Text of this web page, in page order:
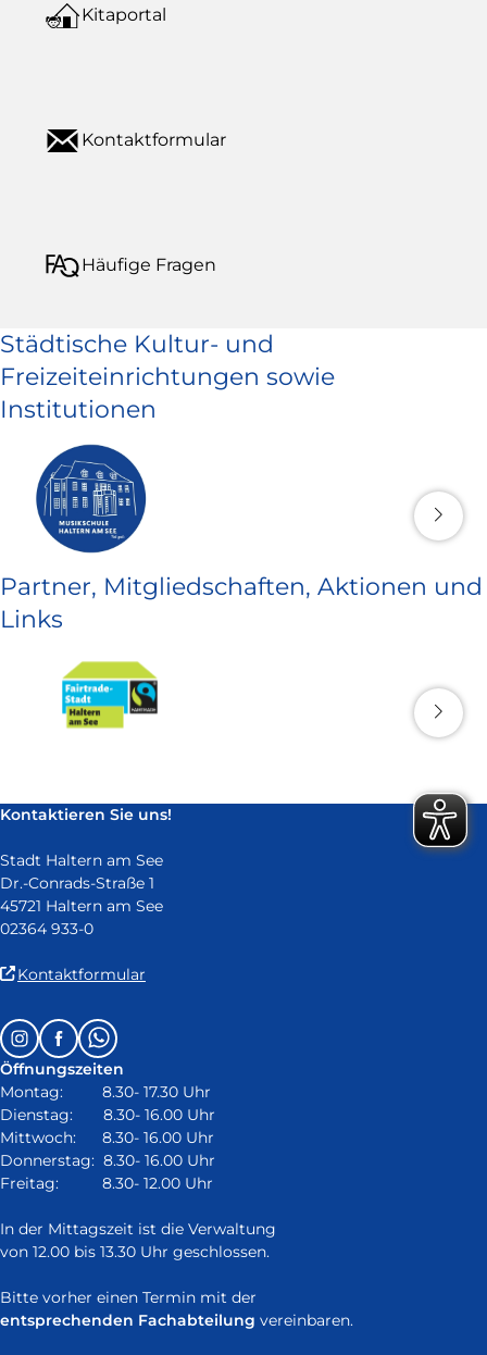
Kitaportal
Kontaktformular
Häufige Fragen
Städtische Kultur- und
Freizeiteinrichtungen sowie
Institutionen
Partner, Mitgliedschaften, Aktionen und
Links
Kontaktieren Sie uns!
Stadt Haltern am See
Dr.-Conrads-Straße 1
45721 Haltern am See
02364 933-0
Kontaktformular
in
neuem
Fenster)
Follow
us
on:
InstagramFacebookWhatsapp
Öffnungszeiten
Montag: 8.30- 17.30 Uhr
Dienstag: 8.30- 16.00 Uhr
Mittwoch: 8.30- 16.00 Uhr
Donnerstag: 8.30- 16.00 Uhr
Freitag: 8.30- 12.00 Uhr
In der Mittagszeit ist die Verwaltung
von 12.00 bis 13.30 Uhr geschlossen.
Bitte vorher einen Termin mit der
entsprechenden Fachabteilung vereinbaren.